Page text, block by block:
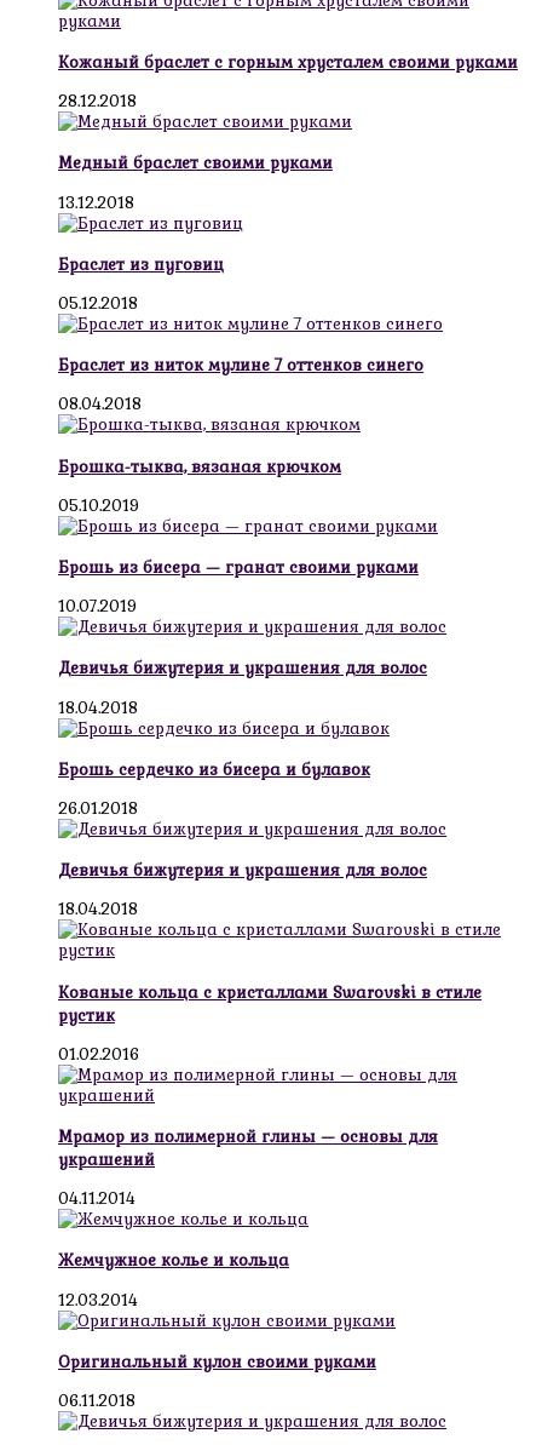
Кожаный браслет с горным хрусталем своими руками
28.12.2018
Медный браслет своими руками
13.12.2018
Браслет из пуговиц
05.12.2018
Браслет из ниток мулине 7 оттенков синего
08.04.2018
Брошка-тыква, вязаная крючком
05.10.2019
Брошь из бисера — гранат своими руками
10.07.2019
Девичья бижутерия и украшения для волос
18.04.2018
Брошь сердечко из бисера и булавок
26.01.2018
Девичья бижутерия и украшения для волос
18.04.2018
Кованые кольца с кристаллами Swarovski в стиле
рустик
01.02.2016
Мрамор из полимерной глины — основы для
украшений
04.11.2014
Жемчужное колье и кольца
12.03.2014
Оригинальный кулон своими руками
06.11.2018